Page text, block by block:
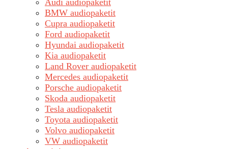
BMW audiopaketit
Cupra audiopaketit
Ford audiopaketit
Hyundai audiopaketit
Kia audiopaketit
Land Rover audiopaketit
Mercedes audiopaketit
Porsche audiopaketit
Skoda audiopaketit
Tesla audiopaketit
Toyota audiopaketit
Volvo audiopaketit
VW audiopaketit